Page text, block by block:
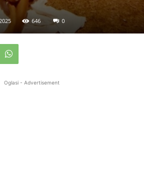
646 0
Oglasi - Advertisement